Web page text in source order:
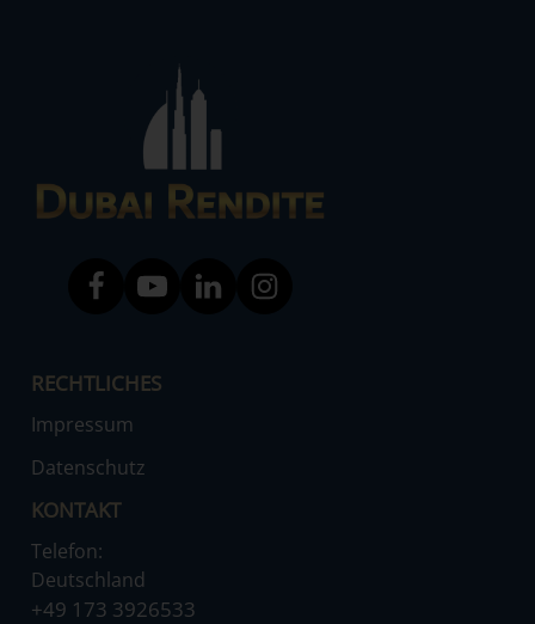
RECHTLICHES
Impressum
Datenschutz
KONTAKT
Telefon:
Deutschland
‌+49 173 3926533